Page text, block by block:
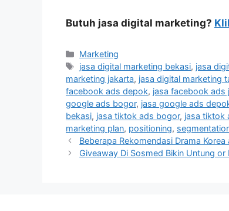
Butuh jasa digital marketing?
Marketing
jasa digital marketing bekasi, jasa
marketing jakarta, jasa digital marketing
facebook ads depok, jasa facebook ads
google ads bogor, jasa google ads
bekasi, jasa tiktok ads bogor, jasa tiktok
marketing plan, positioning,
Beberapa Rekomendasi Drama
Giveaway Di Sosmed Bikin Untung or